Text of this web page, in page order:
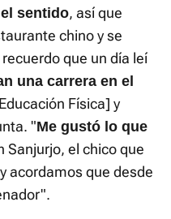
sentido, así que
chino y se
que un día leí
una carrera en el
Física] y
"Me gustó lo que
Sanjurjo, el chico que
acordamos que desde